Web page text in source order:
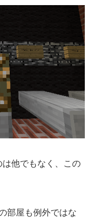
他でもなく、この
部屋も例外ではな